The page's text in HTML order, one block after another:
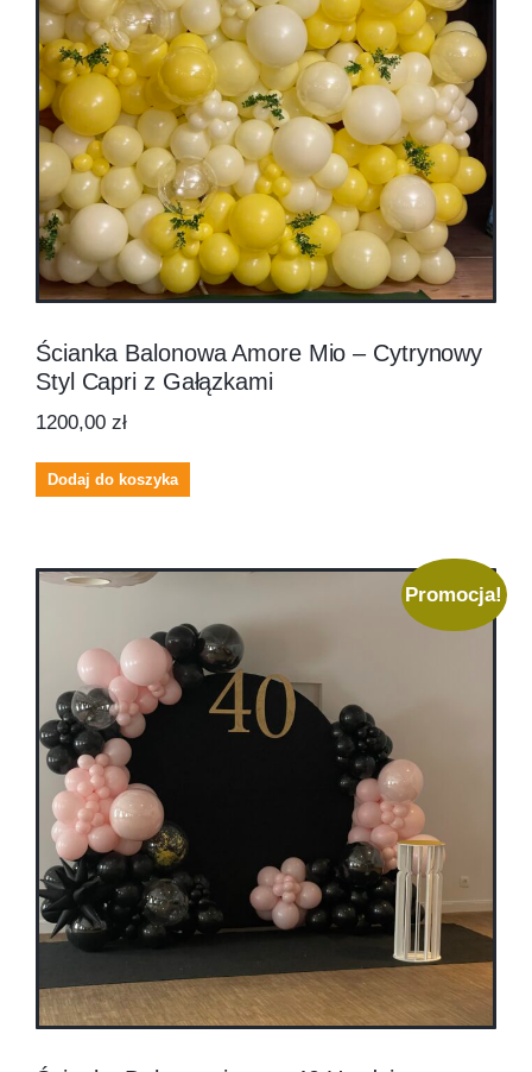
Ścianka Balonowa Amore Mio – Cytrynowy
Styl Capri z Gałązkami
1200,00 zł
Dodaj do koszyka
Promocja!